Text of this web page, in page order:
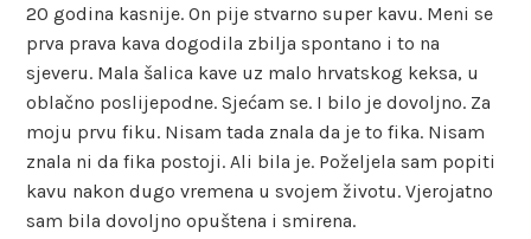
20 godina kasnije. On pije stvarno super kavu. Meni se
prva prava kava dogodila zbilja spontano i to na
sjeveru. Mala šalica kave uz malo hrvatskog keksa, u
oblačno poslijepodne. Sjećam se. I bilo je dovoljno. Za
moju prvu fiku. Nisam tada znala da je to fika. Nisam
znala ni da fika postoji. Ali bila je. Poželjela sam popiti
kavu nakon dugo vremena u svojem životu. Vjerojatno
sam bila dovoljno opuštena i smirena.